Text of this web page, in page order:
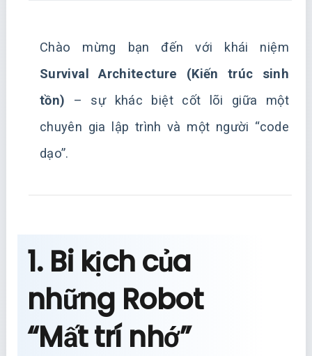
Chào mừng bạn đến với khái niệm
Survival Architecture (Kiến trúc sinh
tồn) – sự khác biệt cốt lõi giữa một
chuyên gia lập trình và một người “code
dạo”.
1. Bi kịch của
những Robot
“Mất trí nhớ”